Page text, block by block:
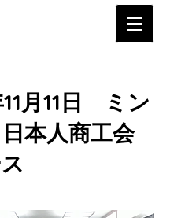
月11日 ミン
本人商工会